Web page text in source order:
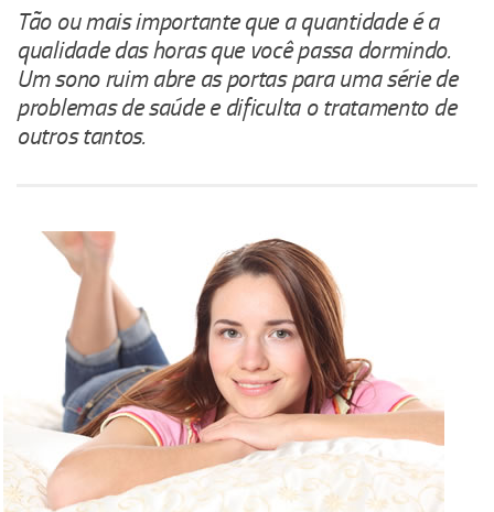
Tão ou mais importante que a quantidade é a
qualidade das horas que você passa dormindo.
Um sono ruim abre as portas para uma série de
problemas de saúde e dificulta o tratamento de
outros tantos.